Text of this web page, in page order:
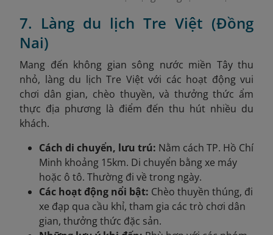
7. Làng du lịch Tre Việt (Đồng
Nai)
Mang đến không gian sông nước miền Tây thu
nhỏ, làng du lịch Tre Việt với các hoạt động vui
chơi dân gian, chèo thuyền, và thưởng thức ẩm
thực địa phương là điểm đến thu hút nhiều du
khách.
Cách di chuyển, lưu trú: Nằm cách TP. Hồ Chí
Minh khoảng 15km. Di chuyển bằng xe máy
hoặc ô tô. Thường đi về trong ngày.
Các hoạt động nổi bật: Chèo thuyền thúng, đi
xe đạp qua cầu khỉ, tham gia các trò chơi dân
gian, thưởng thức đặc sản.